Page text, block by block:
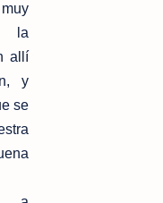
la
allí
y
se